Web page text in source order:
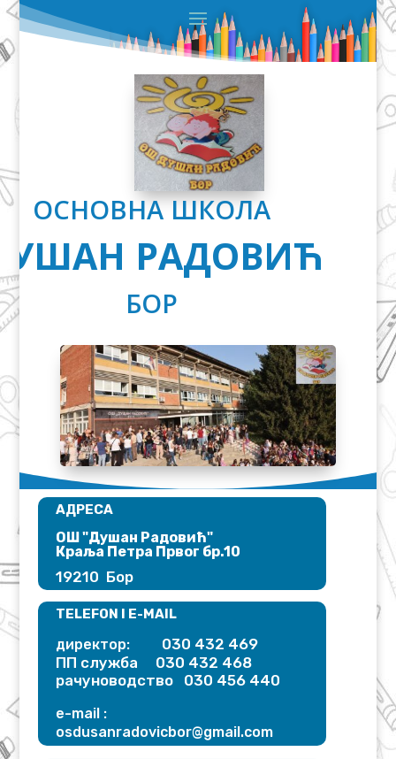
ОСНОВНА ШКОЛА
РАДОВИЋ
БОР
АДРЕСА
ОШ "Душан Радовић"​
Краља Петра Првог бр.10
19210 Бор
TELEFON I E-MAIL
директор: 030 432 469
ПП служба 030 432 468
рачуноводство 030 456 440
e-mail :
osdusanradovicbor@gmail.com